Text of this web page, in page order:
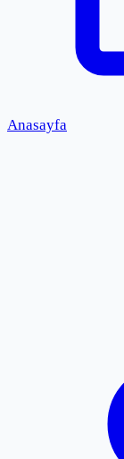
Anasayfa